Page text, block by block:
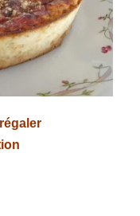
régaler